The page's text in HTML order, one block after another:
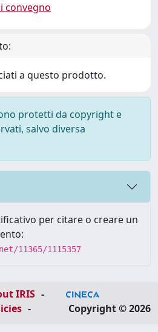
convegno
a questo prodotto.
protetti da copyright e
salvo diversa
per citare o creare un
11365/1115357
IRIS -
-
Copyright © 2026